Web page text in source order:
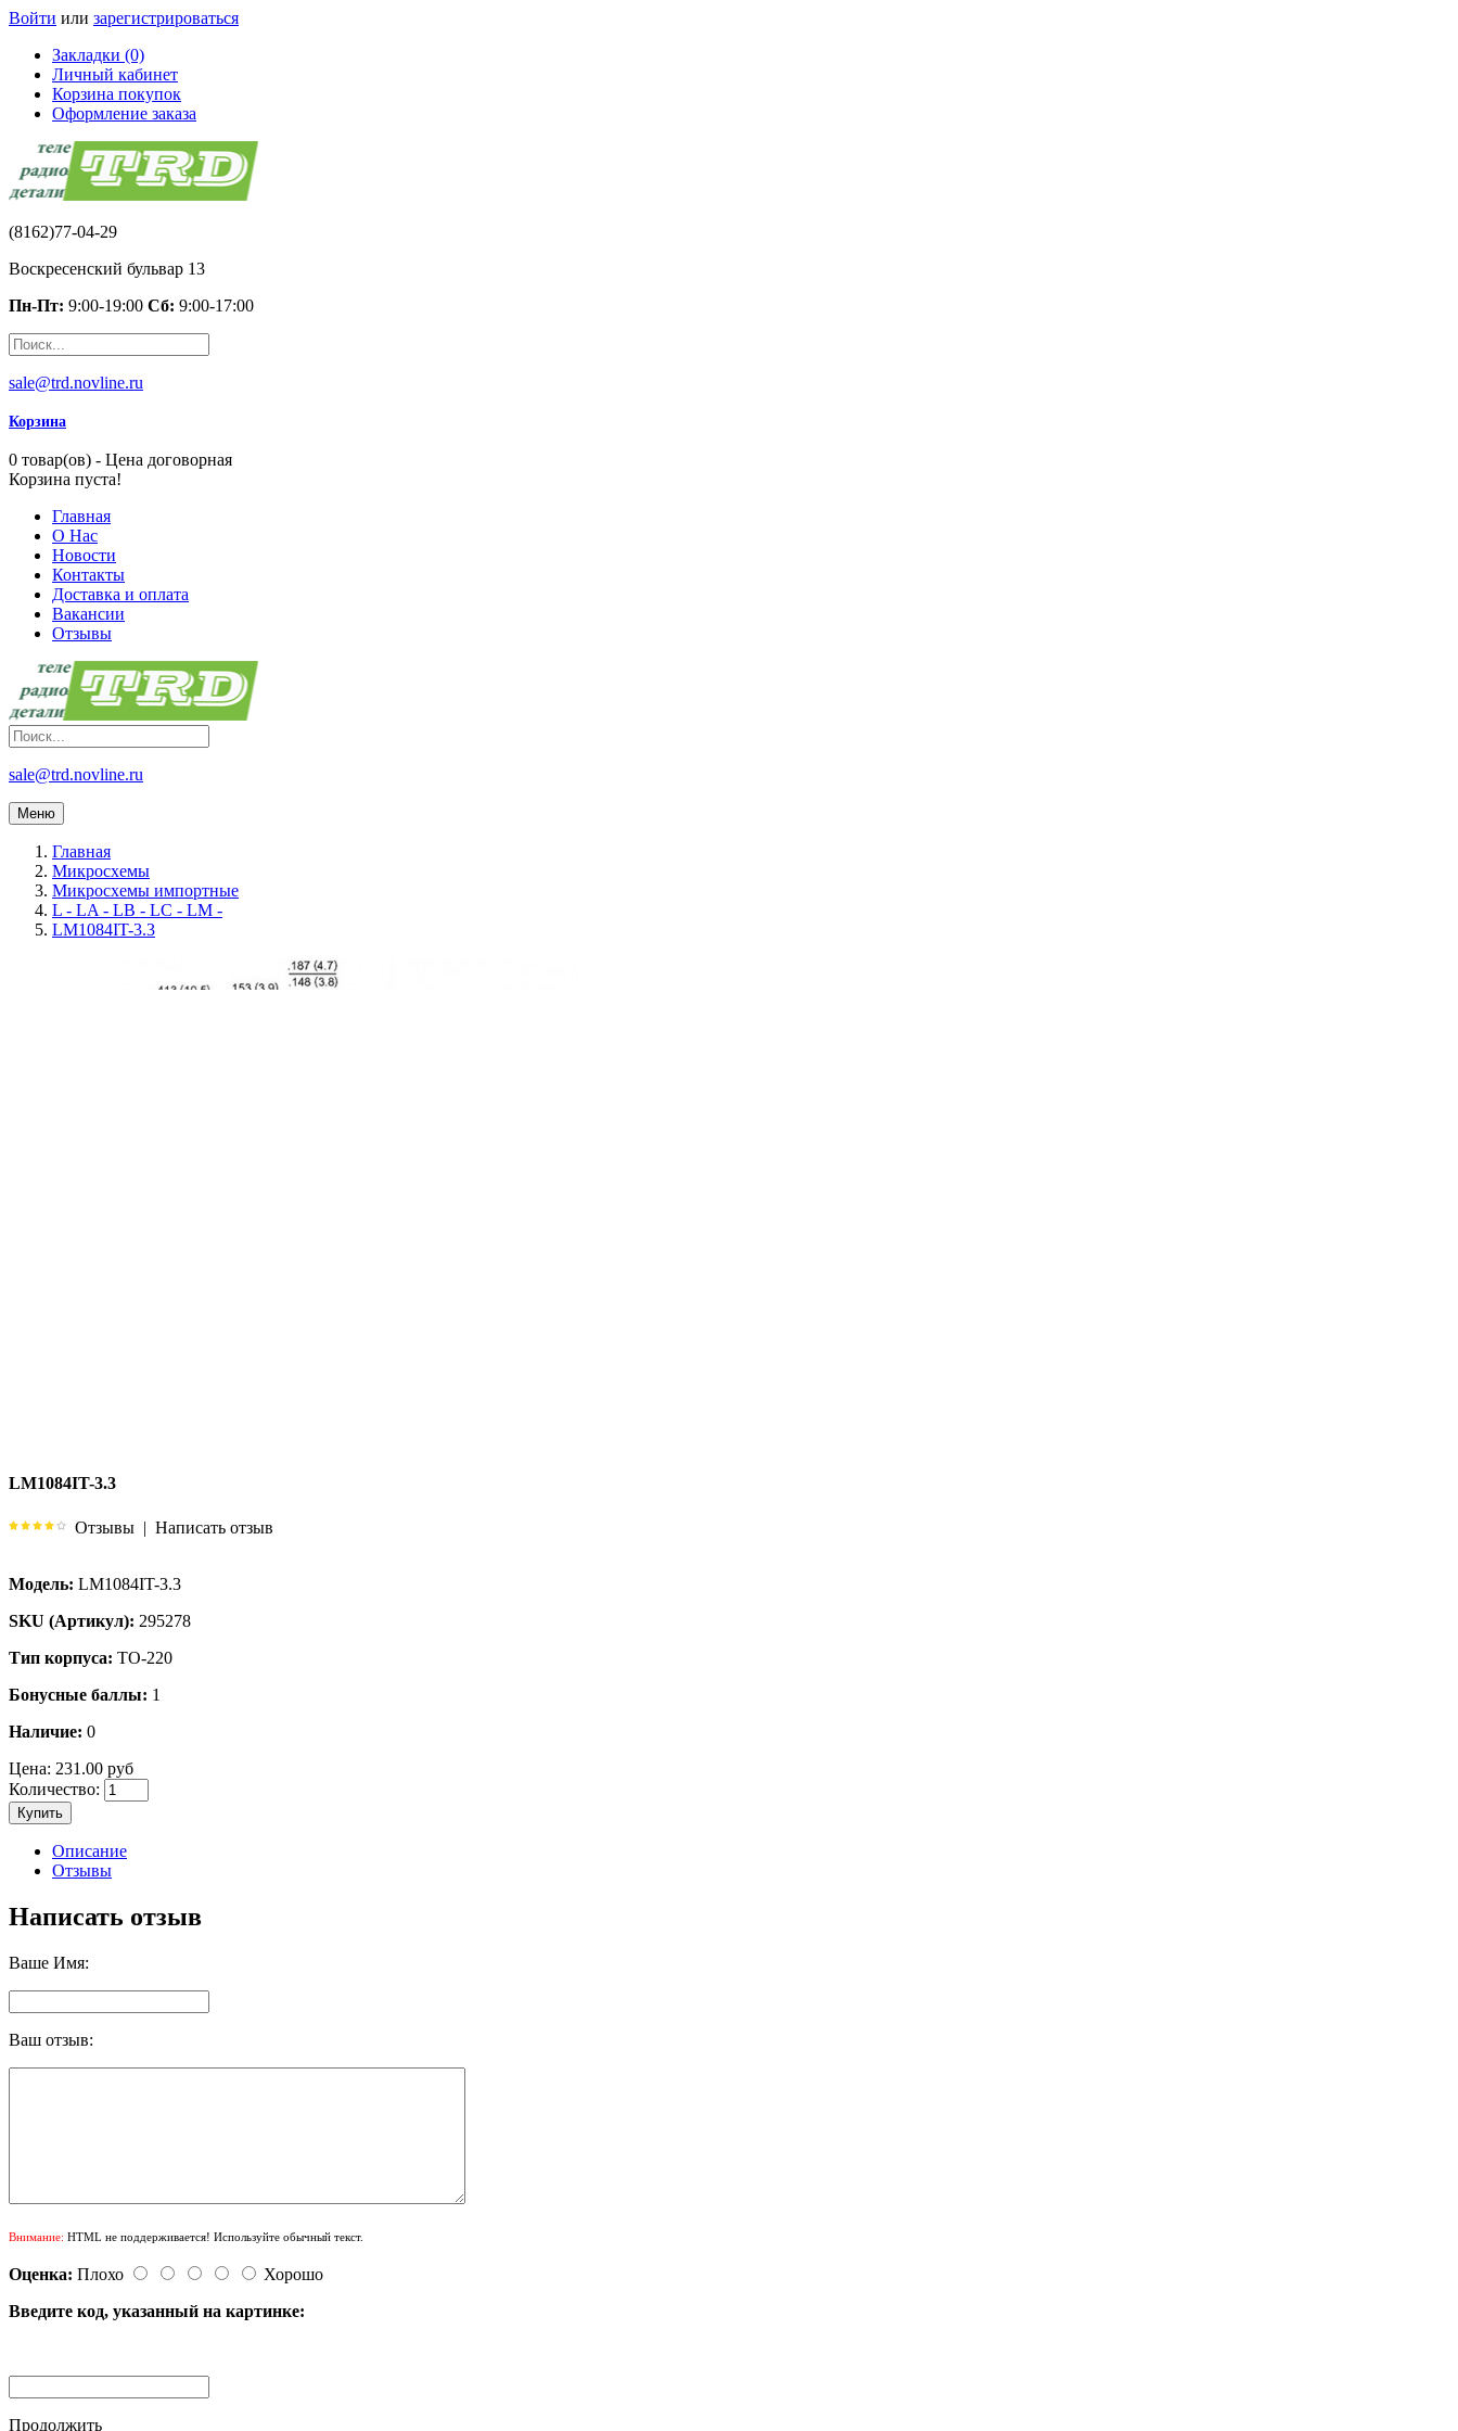
Войти или зарегистрироваться
Закладки (0)
Личный кабинет
Корзина покупок
Оформление заказа
(8162)77-04-29
Воскресенский бульвар 13
Пн-Пт: 9:00-19:00 Сб: 9:00-17:00
sale@trd.novline.ru
Корзина
0 товар(ов) - Цена договорная
Корзина пуста!
Главная
О Нас
Новости
Контакты
Доставка и оплата
Вакансии
Отзывы
sale@trd.novline.ru
Меню
Главная
Микросхемы
Микросхемы импортные
L - LA - LB - LC - LM -
LM1084IT-3.3
LM1084IT-3.3
Отзывы | Написать отзыв
Модель: LM1084IT-3.3
SKU (Артикул): 295278
Тип корпуса: TO-220
Бонусные баллы: 1
Наличие: 0
Цена: 231.00 руб
Количество:
Купить
Описание
Отзывы
Написать отзыв
Ваше Имя:
Ваш отзыв:
Внимание: HTML не поддерживается! Используйте обычный текст.
Оценка: Плохо
Хорошо
Введите код, указанный на картинке:
Продолжить